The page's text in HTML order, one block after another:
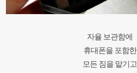
자율 보관함에
휴대폰을 포함한
모든 짐을 맡기고